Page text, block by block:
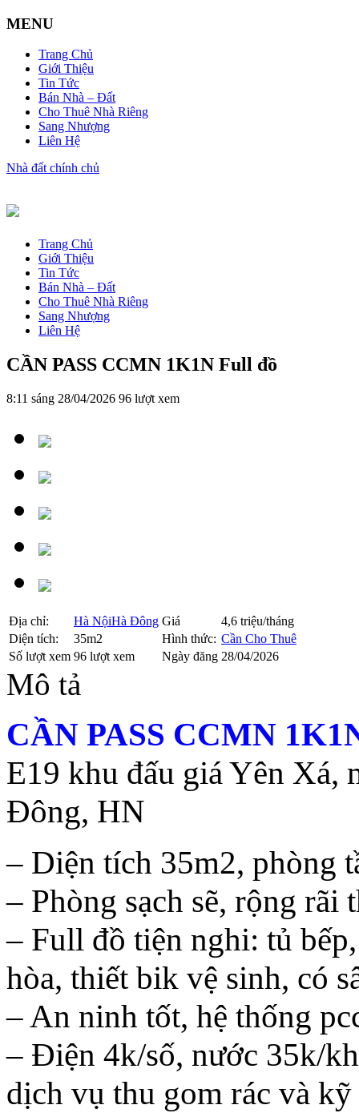
MENU
Trang Chủ
Giới Thiệu
Tin Tức
Bán Nhà – Đất
Cho Thuê Nhà Riêng
Sang Nhượng
Liên Hệ
Nhà đất chính chủ
Trang Chủ
Giới Thiệu
Tin Tức
Bán Nhà – Đất
Cho Thuê Nhà Riêng
Sang Nhượng
Liên Hệ
CẦN PASS CCMN 1K1N Full đồ
8:11 sáng 28/04/2026 96 lượt xem
Địa chỉ: Hà NộiHà Đông Giá
4,6 triệu/tháng
Diện tích:
35m2 Hình thức: Cần Cho Thuê
Số lượt xem 96 lượt xem Ngày đăng 28/04/2026
Mô tả
CẦN PASS CCMN
E19 khu đấu giá Yên Xá,
Đông, HN
– Diện tích 35m2, phòng
– Phòng sạch sẽ, rộng rãi
– Full đồ tiện nghi: tủ
hòa, thiết bik vệ sinh, có
– An ninh tốt, hệ thống
– Điện 4k/số, nước 35k/
dịch vụ thu gom rác và